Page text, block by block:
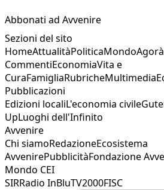
Abbonati ad Avvenire
Sezioni del sito
HomeAttualitàPoliticaMondoAgorà
CommentiEconomiaVita e
CuraFamigliaRubricheMultimedia
Pubblicazioni
Edizioni localiL'economia civile
UpLuoghi dell'Infinito
Avvenire
Chi siamoRedazioneEcosistema
AvvenirePubblicitàFondazione
Mondo CEI
SIRRadio InBluTV2000FISC